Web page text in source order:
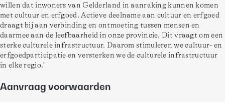
willen dat inwoners van Gelderland in aanraking kunnen komen
met cultuur en erfgoed. Actieve deelname aan cultuur en erfgoed
draagt bij aan verbinding en ontmoeting tussen mensen en
daarmee aan de leefbaarheid in onze provincie. Dit vraagt om een
sterke culturele infrastructuur. Daarom stimuleren we cultuur- en
erfgoedparticipatie en versterken we de culturele infrastructuur
in elke regio."
Aanvraag voorwaarden